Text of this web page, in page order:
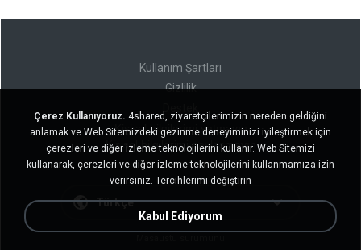
Kullanım Şartları
Gizlilik
Kişisel bilgilerimi satmayın
Kişisel bilgilerimi paylaşmayın
Türkçe
Çerez Kullanıyoruz. 4shared, ziyaretçilerimizin nereden geldiğini
anlamak ve Web Sitemizdeki gezinme deneyiminizi iyileştirmek için
çerezleri ve diğer izleme teknolojilerini kullanır. Web Sitemizi
kullanarak, çerezleri ve diğer izleme teknolojilerini kullanmamıza izin
verirsiniz. Tercihlerimi değiştirin
Kabul Ediyorum